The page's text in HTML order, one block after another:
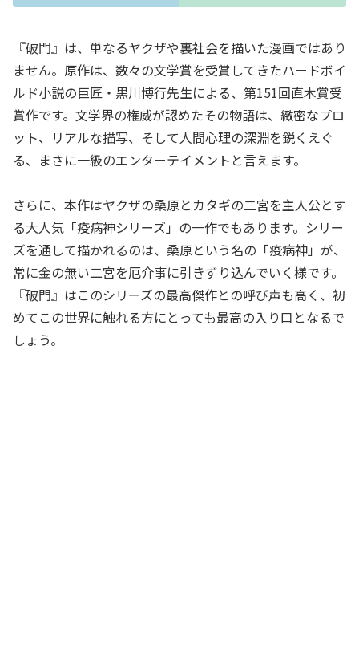
『破門』は、単なるヤクザや裏社会を描いた漫画ではあり
ません。原作は、数々の文学賞を受賞してきたハードボイ
ルド小説の巨匠・黒川博行先生による、第151回直木賞受
賞作です。文学界の権威が認めたその物語は、緻密なプロ
ット、リアルな描写、そして人間心理の深淵を鋭くえぐ
る、まさに一級のエンターテイメントと言えます。
さらに、本作はヤクザの桑原とカタギの二宮を主人公とす
る大人気「疫病神シリーズ」の一作でもあります。シリー
ズを通して描かれるのは、桑原という名の「疫病神」が、
常に金の無い二宮を厄介事に引きずり込んでいく様です。
『破門』はこのシリーズの最高傑作との呼び声も高く、初
めてこの世界に触れる方にとっても最高の入り口となるで
しょう。